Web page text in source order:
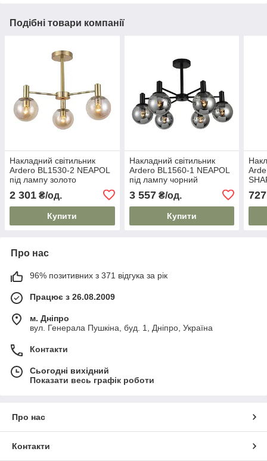
Подібні товари компанії
Накладний світильник
Ardero BL1530-2 NEAPOL
під лампу золото
2 301 ₴/од.
Купити
Накладний світильник
Ardero BL1560-1 NEAPOL
під лампу чорний
3 557₴/од.
Купити
727
Про нас
96% позитивних з 371 відгука за рік
Працює з 26.08.2009
м. Дніпро
вул. Генерала Пушкіна, буд. 1, Дніпро, Україна
Контакти
Сьогодні вихідний
Показати весь графік роботи
Про нас
Контакти